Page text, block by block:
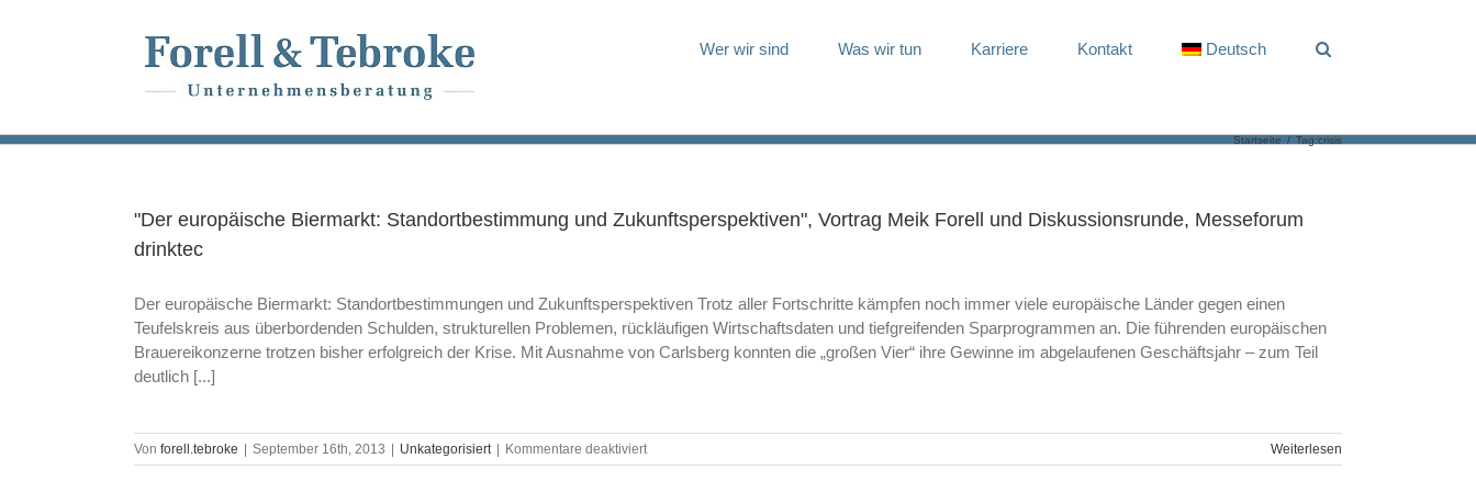
Wer wir sind Was wir tun Karriere Kontakt Deutsch
Startseite / Tag:crisis
"Der europäische Biermarkt: Standortbestimmung und Zukunftsperspektiven", Vortrag Meik Forell und Diskussionsrunde, Messeforum
drinktec
Der europäische Biermarkt: Standortbestimmungen und Zukunftsperspektiven Trotz aller Fortschritte kämpfen noch immer viele europäische Länder gegen einen
Teufelskreis aus überbordenden Schulden, strukturellen Problemen, rückläufigen Wirtschaftsdaten und tiefgreifenden Sparprogrammen an. Die führenden europäischen
Brauereikonzerne trotzen bisher erfolgreich der Krise. Mit Ausnahme von Carlsberg konnten die „großen Vier“ ihre Gewinne im abgelaufenen Geschäftsjahr – zum Teil
deutlich [...]
Von forell.tebroke September 16th, 2013 Unkategorisiert Kommentare deaktiviertfür
"Der
Weiterlesen